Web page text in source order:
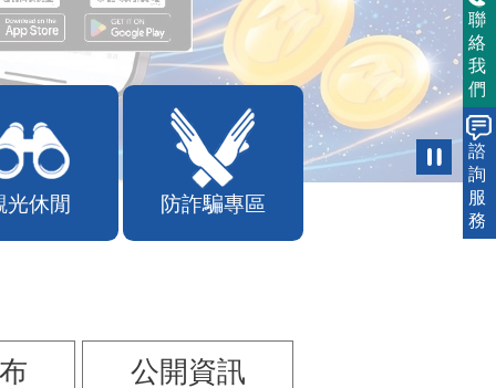
光休閒 防詐騙專區
公開資訊
聯
絡
我
們
諮
詢
服
務